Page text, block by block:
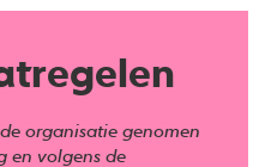
organisatie genomen
en volgens de